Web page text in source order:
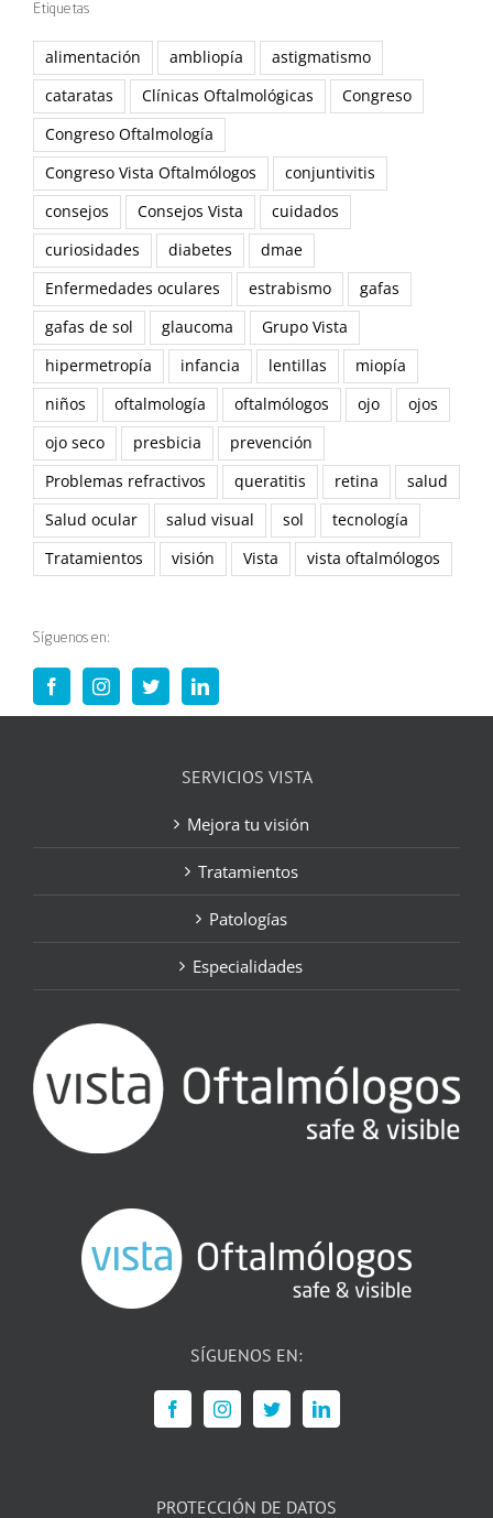
Etiquetas
alimentación ambliopía
astigmatismo
cataratas
Clínicas Oftalmológicas
Congreso
Congreso Oftalmología
Congreso Vista Oftalmólogos
conjuntivitis
consejos
Consejos Vista
cuidados
curiosidades
diabetes
dmae
Enfermedades oculares
estrabismo
gafas
gafas de sol
glaucoma
Grupo Vista
hipermetropía
infancia lentillas
miopía
niños
oftalmología oftalmólogos ojo
ojos
ojo seco
presbicia
prevención
Problemas refractivos
queratitis retina
salud
Salud ocular
salud visual sol
tecnología
Tratamientos
visión Vista vista oftalmólogos
Síguenos en:
SERVICIOS VISTA
Mejora tu visión
Tratamientos
Patologías
Especialidades
SÍGUENOS EN:
PROTECCIÓN DE DATOS